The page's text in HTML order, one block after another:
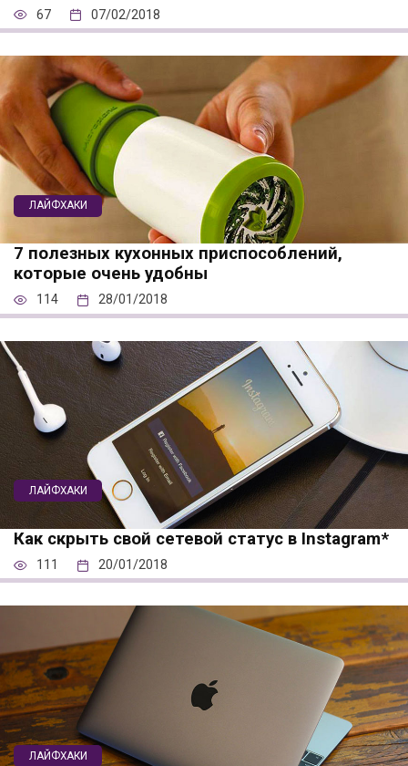
67 07/02/2018
ЛАЙФХАКИ
7 полезных кухонных приспособлений,
которые очень удобны
114 28/01/2018
ЛАЙФХАКИ
Как скрыть свой сетевой статус в Instagram*
111 20/01/2018
ЛАЙФХАКИ